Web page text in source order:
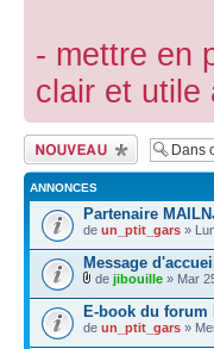
- mettre en
clair et utile
Ecrire un nouveau
sujet
ANNONCES
Partenaire
de un_ptit_gars »
Message
de jibouille » Mar
E-book du forum
de un_ptit_gars »